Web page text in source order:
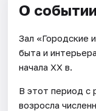
О событии
Зал «Городские
быта и
начала XX в.
В этот период с
возросла